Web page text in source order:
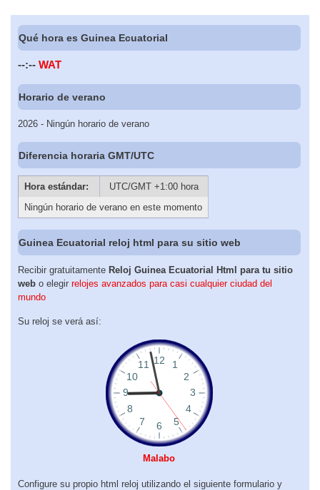
Qué hora es Guinea Ecuatorial
--:-- WAT
Horario de verano
2026 - Ningún horario de verano
Diferencia horaria GMT/UTC
Hora estándar:
UTC/GMT +1:00 hora
Ningún horario de verano en este momento
Guinea Ecuatorial reloj html para su sitio web
Recibir gratuitamente Reloj Guinea Ecuatorial Html para tu sitio
web o elegir relojes avanzados para casi cualquier ciudad del
mundo
Su reloj se verá así:
Malabo
Configure su propio html reloj utilizando el siguiente formulario y